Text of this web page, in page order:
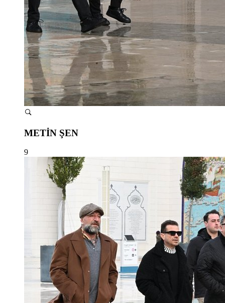
METİN ŞEN
9